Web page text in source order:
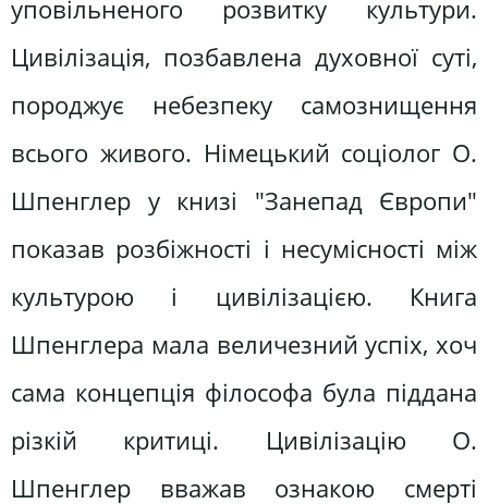
уповільненого розвитку культури.
Цивілізація, позбавлена духовної суті,
породжує небезпеку самознищення
всього живого. Німецький соціолог О.
Шпенглер у книзі "Занепад Європи"
показав розбіжності і несумісності між
культурою і цивілізацією. Книга
Шпенглера мала величезний успіх, хоч
сама концепція філософа була піддана
різкій критиці. Цивілізацію О.
Шпенглер вважав ознакою смерті